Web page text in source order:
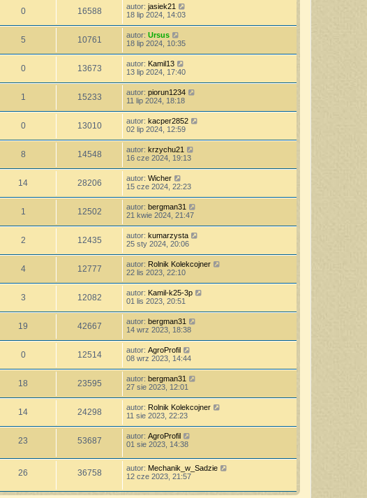
0 16588 autor: jasiek21
18 lip 2024, 14:03
5 10761 autor: Ursus
18 lip 2024, 10:35
0 13673 autor: Kamil13
13 lip 2024, 17:40
1 15233 autor: piorun1234
11 lip 2024, 18:18
0 13010 autor: kacper2852
02 lip 2024, 12:59
8 14548 autor: krzychu21
16 cze 2024, 19:13
14 28206 autor: Wicher
15 cze 2024, 22:23
1 12502 autor: bergman31
21 kwie 2024, 21:47
2 12435 autor: kumarzysta
25 sty 2024, 20:06
4 12777 autor: Rolnik Kolekcojner
22 lis 2023, 22:10
3 12082 autor: Kamil-k25-3p
01 lis 2023, 20:51
19 42667 autor: bergman31
14 wrz 2023, 18:38
0 12514 autor: AgroProfil
08 wrz 2023, 14:44
18 23595 autor: bergman31
27 sie 2023, 12:01
14 24298 autor: Rolnik Kolekcojner
11 sie 2023, 22:23
23 53687 autor: AgroProfil
01 sie 2023, 14:38
26 36758 autor: Mechanik_w_Sadzie
12 cze 2023, 21:57